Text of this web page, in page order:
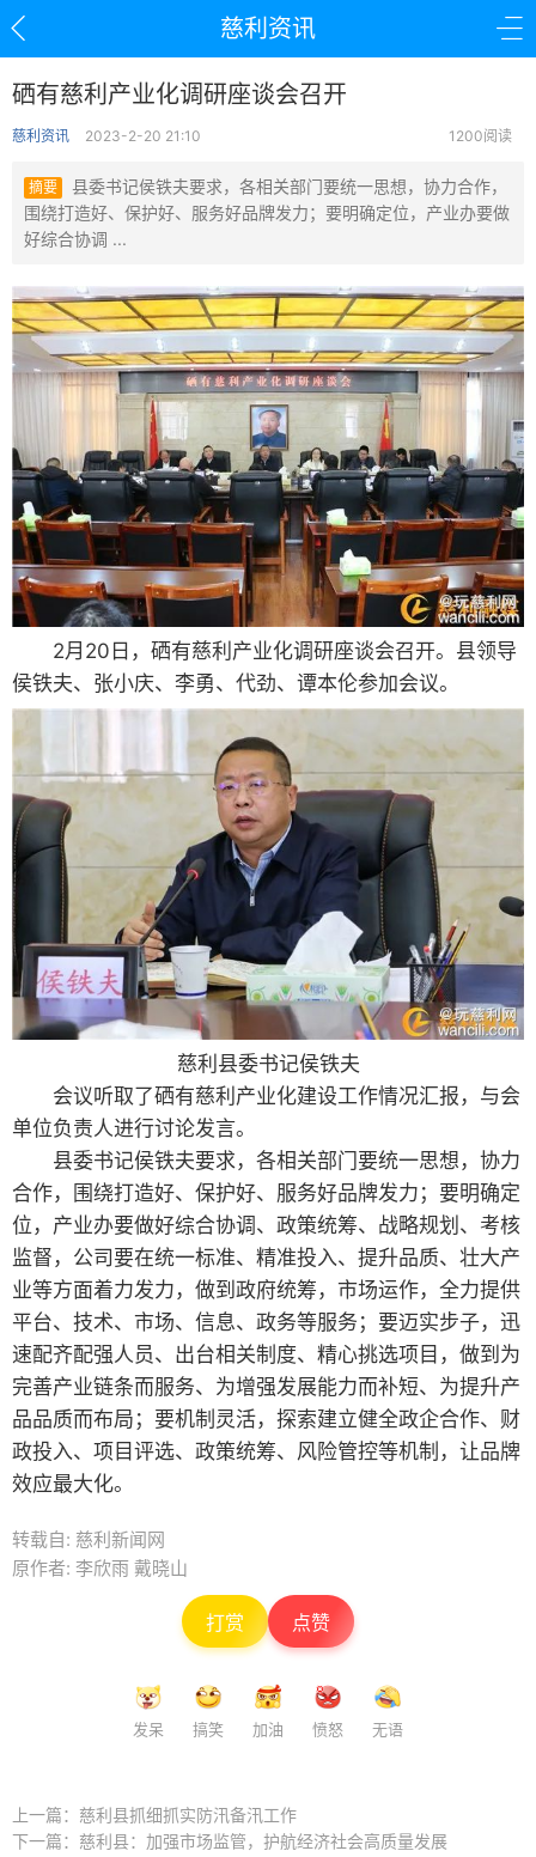
慈利资讯
硒有慈利产业化调研座谈会召开
慈利资讯 2023-2-20 21:10 1200阅读
摘要
县委书记侯铁夫要求，各相关部门要统一思想，协力合作，
围绕打造好、保护好、服务好品牌发力；要明确定位，产业办要做
好综合协调 ...
2月20日，硒有慈利产业化调研座谈会召开。县领导
侯铁夫、张小庆、李勇、代劲、谭本伦参加会议。
慈利县委书记侯铁夫
会议听取了硒有慈利产业化建设工作情况汇报，与会
单位负责人进行讨论发言。
县委书记侯铁夫要求，各相关部门要统一思想，协力
合作，围绕打造好、保护好、服务好品牌发力；要明确定
位，产业办要做好综合协调、政策统筹、战略规划、考核
监督，公司要在统一标准、精准投入、提升品质、壮大产
业等方面着力发力，做到政府统筹，市场运作，全力提供
平台、技术、市场、信息、政务等服务；要迈实步子，迅
速配齐配强人员、出台相关制度、精心挑选项目，做到为
完善产业链条而服务、为增强发展能力而补短、为提升产
品品质而布局；要机制灵活，探索建立健全政企合作、财
政投入、项目评选、政策统筹、风险管控等机制，让品牌
效应最大化。
转载自: 慈利新闻网
原作者: 李欣雨 戴晓山
打赏 点赞
发呆 搞笑 加油 愤怒 无语
上一篇： 慈利县抓细抓实防汛备汛工作
下一篇： 慈利县：加强市场监管，护航经济社会高质量发展